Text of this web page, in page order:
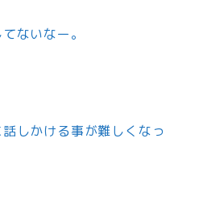
ないなー。
しかける事が難しくなっ